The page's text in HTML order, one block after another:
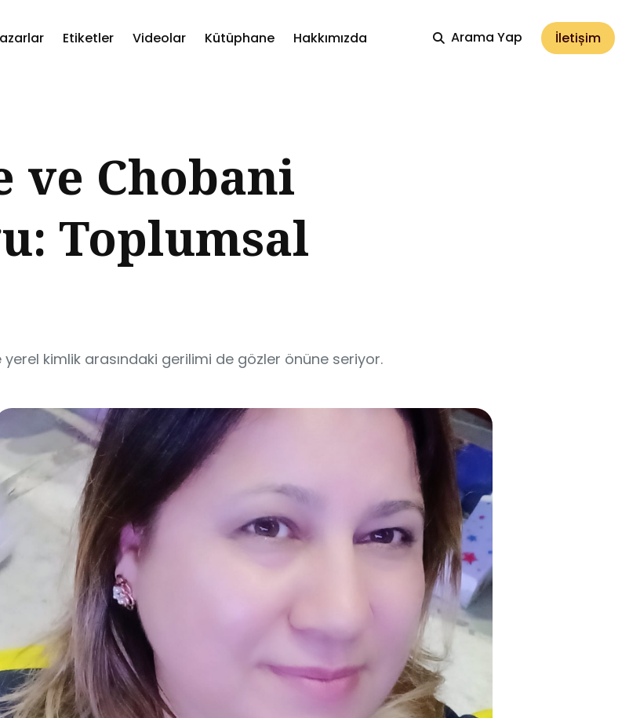
Etiketler Videolar Kütüphane Hakkımızda Arama Yap İletișim
ve Chobani
Toplumsal
kimlik arasındaki gerilimi de gözler önüne seriyor.